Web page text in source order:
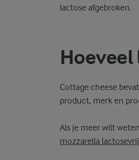
lactose afgebroken.
Hoeveel
Cottage cheese
product, merk en
Als je meer wilt
mozzarella